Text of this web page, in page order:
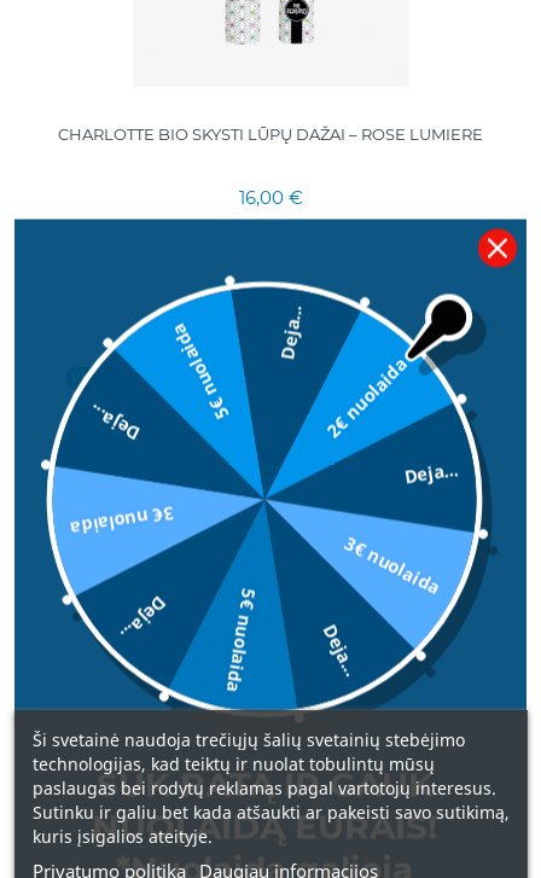
CHARLOTTE BIO SKYSTI LŪPŲ DAŽAI – ROSE LUMIERE
16,00 €
PRANCŪZIJA
CHARLOTTE BIO MASKUOKLIS – NUDE
16,00 €
Ši svetainė naudoja trečiųjų šalių svetainių stebėjimo
technologijas, kad teiktų ir nuolat tobulintų mūsų
paslaugas bei rodytų reklamas pagal vartotojų interesus.
Sutinku ir galiu bet kada atšaukti ar pakeisti savo sutikimą,
kuris įsigalios ateityje.
Privatumo politika Daugiau informacijos
2€ nuolaida
Deja...
3€ nuolaida
Deja...
5€ nuolaida
Deja...
3€ nuolaida
Deja... 5€ nuolaida Deja...
SUK RATĄ IR GAUK
NUOLAIDĄ EURAIS!
*Nuolaida galioja